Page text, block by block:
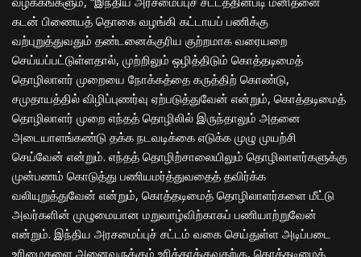
கடன் பிணையத் தொகை வழங்கி கட்டாயப் பணிக்கு
வற்புறுத்துவதும் தண்டனைக்குரிய குற்றமாக வரையறை
செய்யப்பட்டுள்ளதால், முற்றிலும் ஒழித்திடும் கொத்தடிமைத்
தொழிலாளர் முறையை நோக்கத்தை கருத்திற் கொண்டு,
சமுதாயத்தில் விழிப்புணர்வு ஏற்படுத்துவேன் என்றும், கொத்தடிமைத்
தொழிலாளர் முறை எந்தத் தொழிலில் இருந்தாலும் அதனை
அடையாளங்கண்டு தக்க நடவடிக்கை எடுக்க முழு முயற்சி
செய்வேன் என்றும். எந்தத் தொழிற்சாலையிலும் தொழிலாளர்களுக்கு
முன்பணம் கொடுத்து பணியமர்த்துவதைத் தவிர்க்க
வலியுறுத்துவேன் என்றும், கொத்தடிமைத் தொழிலாளர்களை மீட்டு
அவர்களின் முழுமையான மறுவாழ்விற்காகப் பணியாற்றுவேன்
என்றும். இந்திய அரசமைப்புச் சட்டம் வகை செய்துள்ள அடிப்படை
உரிமைகளை அனைவருக்கும் உரித்தாக்குவதற்கு, கொத்தடிமைத்